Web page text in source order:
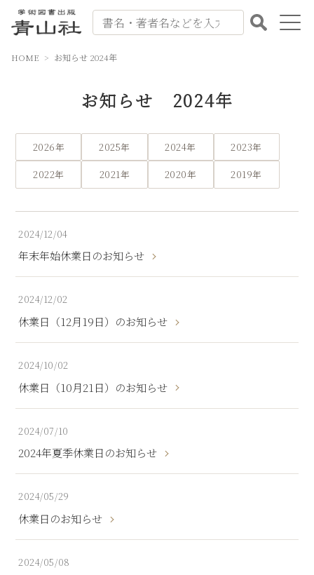
会社案内
書籍注文
お問い合わせ
HOME お知らせ 2024年
お知らせ 2024年
2026年 2025年 2024年 2023年
2022年 2021年 2020年 2019年
2024/12/04
年末年始休業日のお知らせ
2024/12/02
休業日（12月19日）のお知らせ
2024/10/02
休業日（10月21日）のお知らせ
2024/07/10
2024年夏季休業日のお知らせ
2024/05/29
休業日のお知らせ
2024/05/08